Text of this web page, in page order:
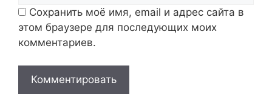
Сохранить моё имя, email и адрес сайта в
этом браузере для последующих моих
комментариев.